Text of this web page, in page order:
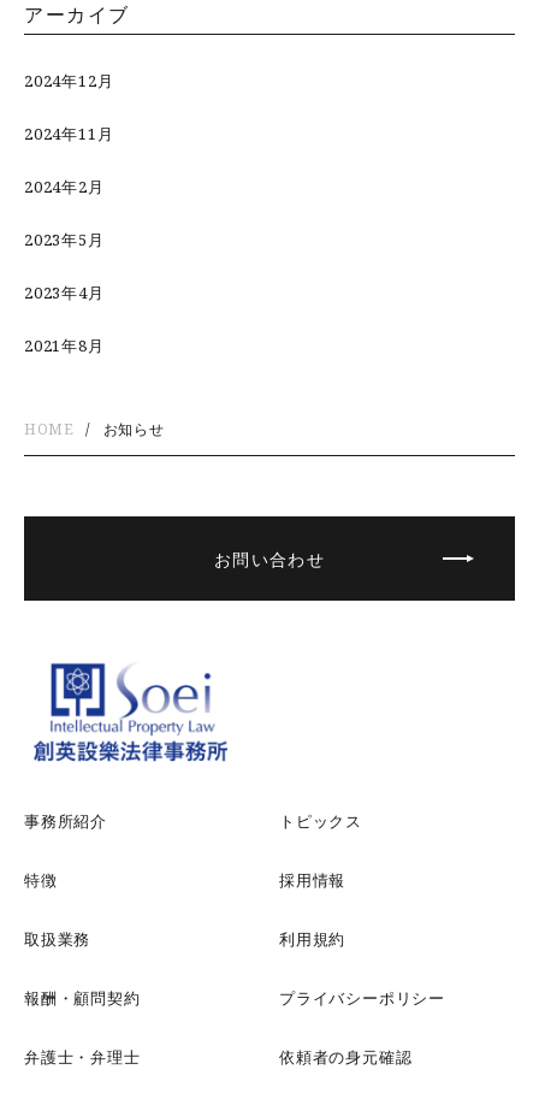
アーカイブ
2024年12月
2024年11月
2024年2月
2023年5月
2023年4月
2021年8月
HOME お知らせ
お問い合わせ
事務所紹介
特徴
取扱業務
報酬・顧問契約
弁護士・弁理士
トピックス
採用情報
利用規約
プライバシーポリシー
依頼者の身元確認